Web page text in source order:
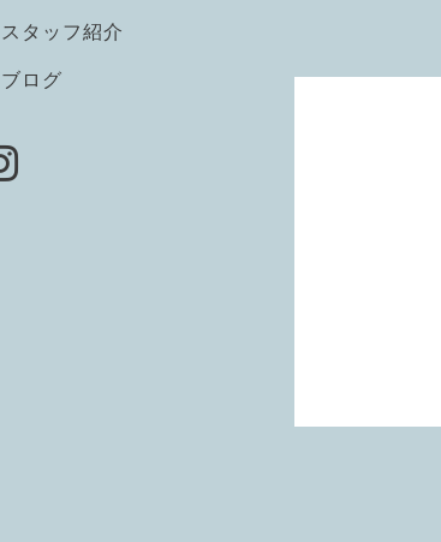
スタッフ紹介
ブログ